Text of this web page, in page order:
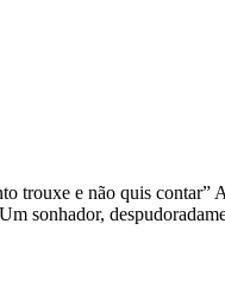
trouxe e não quis
sonhador,